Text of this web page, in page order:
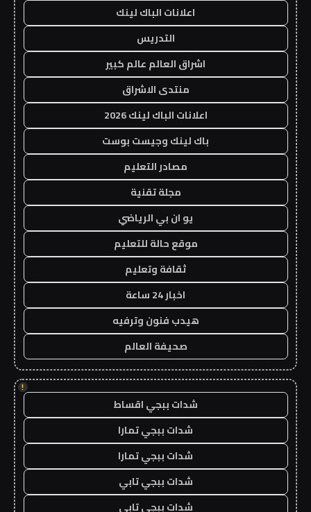
اعلانات الباك لينك
التدريس
اشراق العالم عالم كبير
منتدى الاشراق
اعلانات الباك لينك 2026
باك لينك وجيست بوست
مصادر التعليم
مجلة تقنية
يو ان بي الرياضي
موقع حالة للتعليم
ثقافة وتعليم
اخبار 24 ساعة
هيدب فنون وترفيه
صحيفة العالم
!
شدات ببجي اقساط
شدات ببجي تمارا
شدات ببجي تمارا
شدات ببجي تابي
شدات ببجي تابي